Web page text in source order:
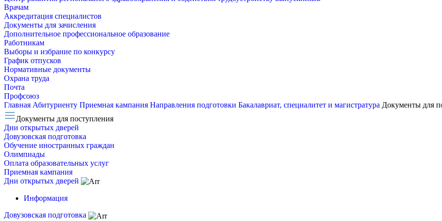
Врачам
Аккредитация специалистов
Документы для зачисления
Дополнительное профессиональное образование
Работникам
Выборы и избрание по конкурсу
График отпусков
Нормативные документы
Охрана труда
Почта
Профсоюз
Главная Абитуриенту Приемная кампания Направления подготовки Бакалавриат, специалитет и магистратура Документы для
Документы для поступления
Дни открытых дверей
Довузовская подготовка
Обучение иностранных граждан
Олимпиады
Оплата образовательных услуг
Приемная кампания
Дни открытых дверей
Информация
Довузовская подготовка